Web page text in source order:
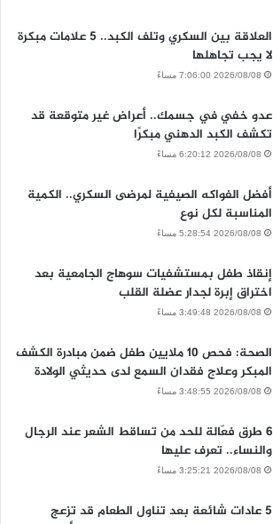
العلاقة بين السكري وتلف الكبد.. 5 علامات مبكرة
لا يجب تجاهلها
2026/08/08 7:06:00 مساءً
عدو خفي في جسمك.. أعراض غير متوقعة قد
تكشف الكبد الدهني مبكرًا
2026/08/08 6:20:12 مساءً
أفضل الفواكه الصيفية لمرضى السكري.. الكمية
المناسبة لكل نوع
2026/08/08 5:28:54 مساءً
إنقاذ طفل بمستشفيات سوهاج الجامعية بعد
اختراق إبرة لجدار عضلة القلب
2026/08/08 3:49:48 مساءً
الصحة: فحص 10 ملايين طفل ضمن مبادرة الكشف
المبكر وعلاج فقدان السمع لدى حديثي الولادة
2026/08/08 3:48:55 مساءً
6 طرق فعّالة للحد من تساقط الشعر عند الرجال
والنساء.. تعرف عليها
2026/08/08 3:25:21 مساءً
5 عادات شائعة بعد تناول الطعام قد تزعج